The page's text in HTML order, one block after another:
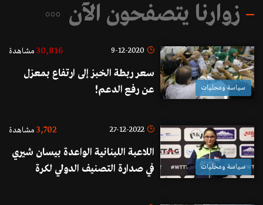
زوارنا يتصفحون الآن
سياسة ومحليات
9-12-2020
30,816 مشاهدة
سعر ربطة الخبز إلى ارتفاع بمعزل
عن رفع الدعم!
سياسة ومحليات
27-12-2022
3,702 مشاهدة
اللاعبة اللبنانية الواعدة بيسان شيري
في صدارة التصنيف الدولي لكرة